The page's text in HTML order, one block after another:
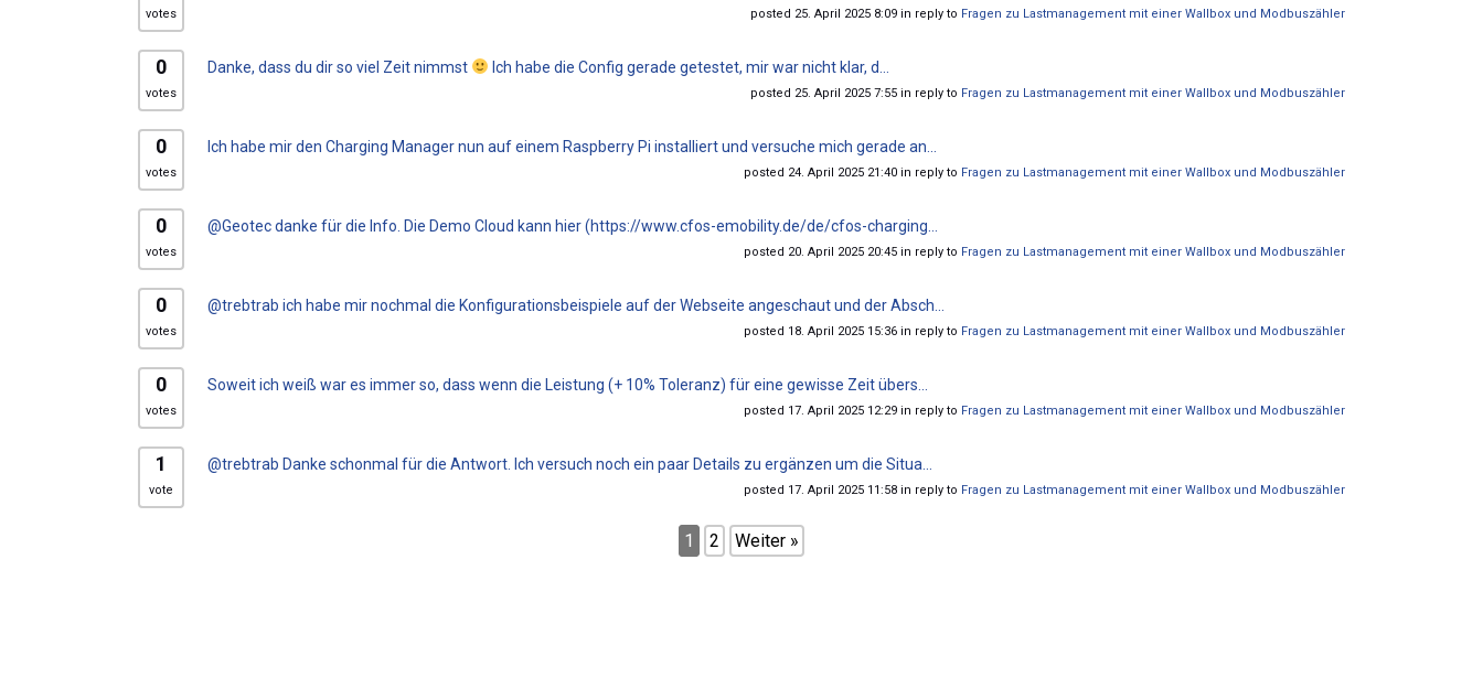
votes posted 25. April 2025 8:09 in reply to Fragen zu Lastmanagement mit einer Wallbox und Modbuszähler
0
votes
Danke, dass du dir so viel Zeit nimmst Ich habe die Config gerade getestet, mir war nicht klar, d...
posted 25. April 2025 7:55 in reply to Fragen zu Lastmanagement mit einer Wallbox und Modbuszähler
0
votes
Ich habe mir den Charging Manager nun auf einem Raspberry Pi installiert und versuche mich gerade an...
posted 24. April 2025 21:40 in reply to Fragen zu Lastmanagement mit einer Wallbox und Modbuszähler
0
votes
@Geotec danke für die Info. Die Demo Cloud kann hier (https://www.cfos-emobility.de/de/cfos-charging...
posted 20. April 2025 20:45 in reply to Fragen zu Lastmanagement mit einer Wallbox und Modbuszähler
0
votes
@trebtrab ich habe mir nochmal die Konfigurationsbeispiele auf der Webseite angeschaut und der Absch...
posted 18. April 2025 15:36 in reply to Fragen zu Lastmanagement mit einer Wallbox und Modbuszähler
0
votes
Soweit ich weiß war es immer so, dass wenn die Leistung (+ 10% Toleranz) für eine gewisse Zeit übers...
posted 17. April 2025 12:29 in reply to Fragen zu Lastmanagement mit einer Wallbox und Modbuszähler
1
vote
@trebtrab Danke schonmal für die Antwort. Ich versuch noch ein paar Details zu ergänzen um die Situa...
posted 17. April 2025 11:58 in reply to Fragen zu Lastmanagement mit einer Wallbox und Modbuszähler
1 2 Weiter »